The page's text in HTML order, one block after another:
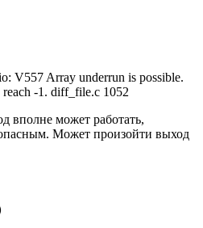
V557 Array underrun is possible.
-1. diff_file.c 1052
вполне может работать,
Может произойти выход